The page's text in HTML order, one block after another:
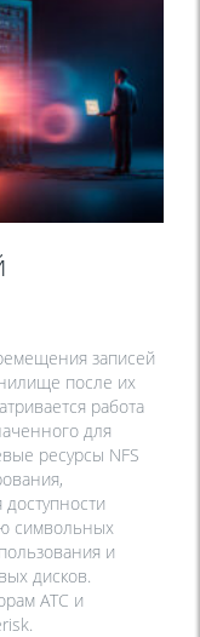
записей
после их
работа
для
ресурсы NFS
символьных
и
дисков.
АТС и